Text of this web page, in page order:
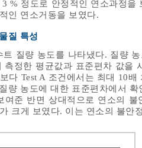
% 정도로 안정적인 연소과정
인 연소거동을 보였다.
질 특성
트 질량 농도를 나타냈다. 질량
측정한 평균값과 표준편차 값을
다 Test A 조건에서는 최대 10
량 농도에 대한 표준편차에서
여준 반면 상대적으로 연소의
크게 보였다. 이는 연소의 불안